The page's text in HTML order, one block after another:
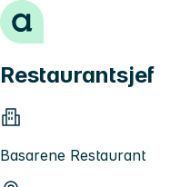
Hopp til innhold
Restaurantsjef
Basarene Restaurant